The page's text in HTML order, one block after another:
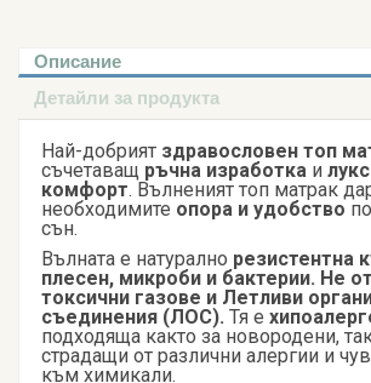
Описание
Детайли за продукта
Най-добрият здравословен топ
съчетаващ ръчна изработка и
комфорт. Вълненият топ матрак
необходимите опора и удобство
сън.
Вълната е натурално резистентна
плесен, микроби и бактерии. Не
токсични газове и Летливи
съединения (ЛОС). Тя е
подходяща както за новородени,
страдащи от различни алергии и
към химикали.